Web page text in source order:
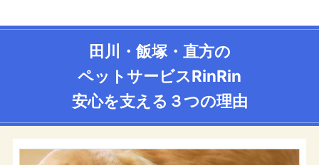
田川・飯塚・直方の
ペットサービスRinRin
安心を支える３つの理由